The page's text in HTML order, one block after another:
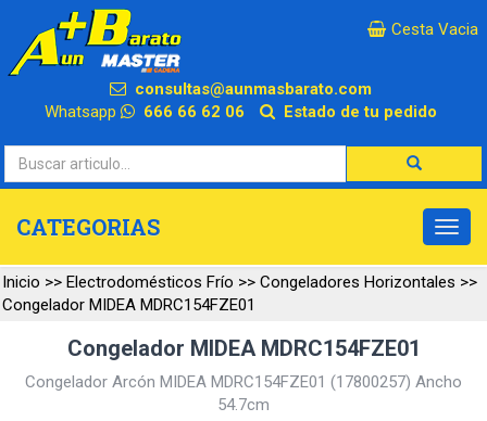
×
Cesta Vacia
consultas@aunmasbarato.com
Whatsapp
666 66 62 06 Estado de tu pedido
CATEGORIAS
Inicio >> Electrodomésticos Frío >> Congeladores Horizontales >>
Congelador MIDEA MDRC154FZE01
Congelador MIDEA MDRC154FZE01
Congelador Arcón MIDEA MDRC154FZE01 (17800257) Ancho
54.7cm